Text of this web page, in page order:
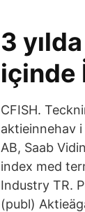
3
içinde
CFISH.
aktieinnehav
AB, Saab
index med
Industry TR.
(publ)